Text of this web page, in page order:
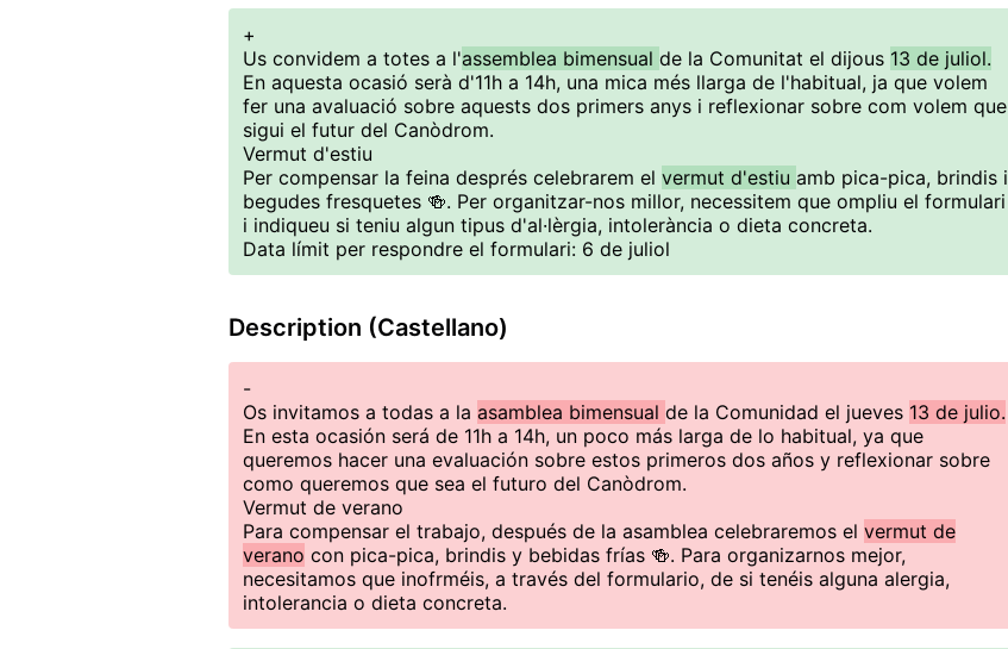
+
Us convidem a totes a l'assemblea bimensual de la Comunitat el dijous 13 de juliol.
En aquesta ocasió serà d'11h a 14h, una mica més llarga de l'habitual, ja que volem
fer una avaluació sobre aquests dos primers anys i reflexionar sobre com volem que
sigui el futur del Canòdrom.
Vermut d'estiu
Per compensar la feina després celebrarem el vermut d'estiu amb pica-pica, brindis i
begudes fresquetes 🍻. Per organitzar-nos millor, necessitem que ompliu el formulari
i indiqueu si teniu algun tipus d'al·lèrgia, intolerància o dieta concreta.
Data límit per respondre el formulari: 6 de juliol
Description (Castellano)
-
Os invitamos a todas a la asamblea bimensual de la Comunidad el jueves 13 de julio.
En esta ocasión será de 11h a 14h, un poco más larga de lo habitual, ya que
queremos hacer una evaluación sobre estos primeros dos años y reflexionar sobre
como queremos que sea el futuro del Canòdrom.
Vermut de verano
Para compensar el trabajo, después de la asamblea celebraremos el vermut de
verano con pica-pica, brindis y bebidas frías 🍻. Para organizarnos mejor,
necesitamos que inofrméis, a través del formulario, de si tenéis alguna alergia,
intolerancia o dieta concreta.